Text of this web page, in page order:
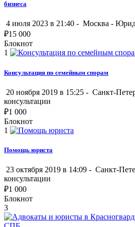
бизнеса
4 июля 2023 в 21:40 - Москва -
₽15 000
Блокнот
1
Консультация по семейным спорам
20 ноября 2019 в 15:25 - Санкт-
консультации
₽1 000
Блокнот
1
Помощь юриста
23 октября 2019 в 14:09 - Санкт-
консультации
₽1 000
Блокнот
3